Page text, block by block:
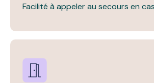
Facilité à appeler au secours en